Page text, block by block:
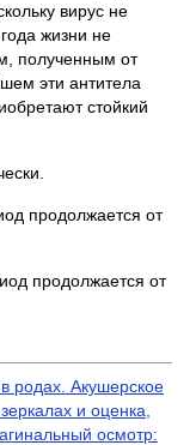
вирус не
жизни не
полученным от
эти антитела
стойкий
продолжается от
продолжается от
родах. Акушерское
и оценка,
осмотр: